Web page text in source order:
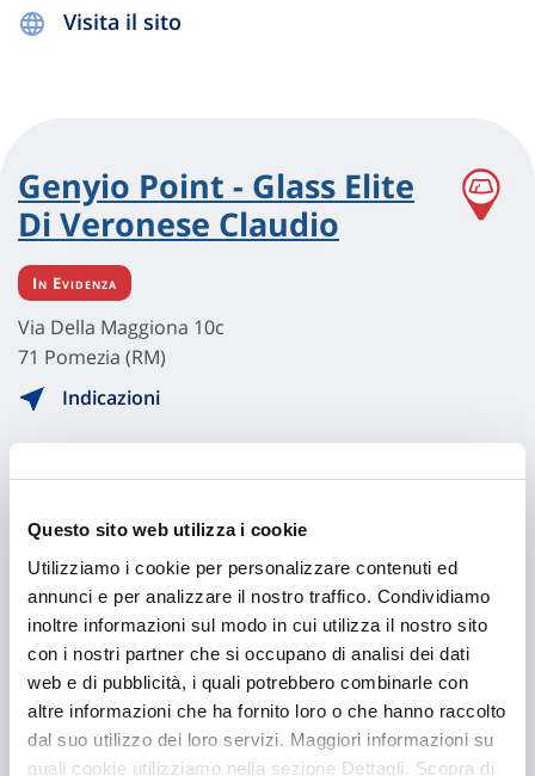
Questo sito web utilizza i cookie
Utilizziamo i cookie per personalizzare contenuti ed
annunci e per analizzare il nostro traffico. Condividiamo
inoltre informazioni sul modo in cui utilizza il nostro sito
con i nostri partner che si occupano di analisi dei dati
web e di pubblicità, i quali potrebbero combinarle con
altre informazioni che ha fornito loro o che hanno raccolto
dal suo utilizzo dei loro servizi. Maggiori informazioni su
quali cookie utilizziamo nella sezione Dettagli. Scopra di
Visita il sito
Genyio Point - Glass Elite
Di Veronese Claudio
In Evidenza
Via Della Maggiona 10c
71 Pomezia (RM)
Indicazioni